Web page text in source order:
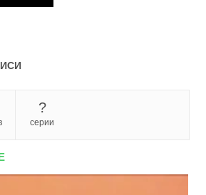
?
серии